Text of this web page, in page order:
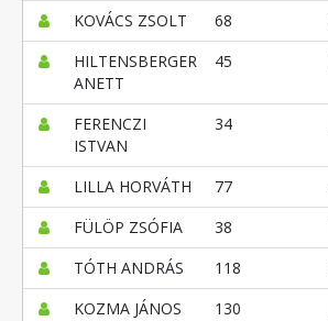
KOVÁCS ZSOLT 68
HILTENSBERGER
ANETT
45
FERENCZI
ISTVAN
34
LILLA HORVÁTH 77
FÜLÖP ZSÓFIA
38
TÓTH ANDRÁS
118
KOZMA JÁNOS
130